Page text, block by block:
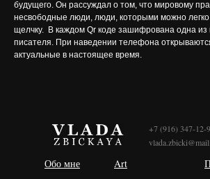
будущего. Он рассуждал о том, что мировому
несвободные люди, люди, которыми можно легко
щелчку. В каждом Qr коде зашифрована одна из
писателя. При наведении телефона
актуальные в настоящее время.
Обо мне Art
+7 (916) 347-12-